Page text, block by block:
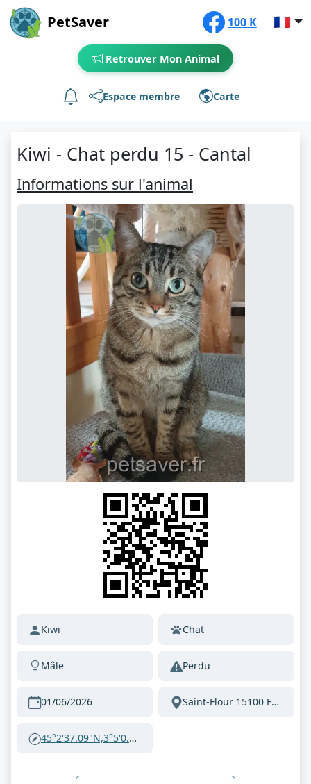
PetSaver 100 K 🇫🇷
Retrouver Mon Animal
Espace membre Carte
Kiwi - Chat perdu 15 - Cantal
Informations sur l'animal
Kiwi Chat
Mâle Perdu
01/06/2026 Saint-Flour 15100 France
45°2'37.09"N,3°5'0.76"E